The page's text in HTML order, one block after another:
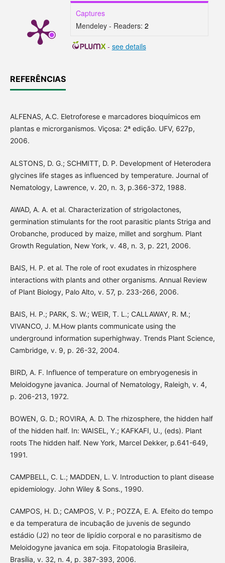
Captures
Mendeley - Readers: 2
- see details
REFERÊNCIAS
ALFENAS, A.C. Eletroforese e marcadores bioquímicos em
plantas e microrganismos. Viçosa: 2ª edição. UFV, 627p,
2006.
ALSTONS, D. G.; SCHMITT, D. P. Development of Heterodera
glycines life stages as influenced by temperature. Journal of
Nematology, Lawrence, v. 20, n. 3, p.366-372, 1988.
AWAD, A. A. et al. Characterization of strigolactones,
germination stimulants for the root parasitic plants Striga and
Orobanche, produced by maize, millet and sorghum. Plant
Growth Regulation, New York, v. 48, n. 3, p. 221, 2006.
BAIS, H. P. et al. The role of root exudates in rhizosphere
interactions with plants and other organisms. Annual Review
of Plant Biology, Palo Alto, v. 57, p. 233-266, 2006.
BAIS, H. P.; PARK, S. W.; WEIR, T. L.; CALLAWAY, R. M.;
VIVANCO, J. M.How plants communicate using the
underground information superhighway. Trends Plant Science,
Cambridge, v. 9, p. 26-32, 2004.
BIRD, A. F. Influence of temperature on embryogenesis in
Meloidogyne javanica. Journal of Nematology, Raleigh, v. 4,
p. 206-213, 1972.
BOWEN, G. D.; ROVIRA, A. D. The rhizosphere, the hidden half
of the hidden half. In: WAISEL, Y.; KAFKAFI, U., (eds). Plant
roots The hidden half. New York, Marcel Dekker, p.641-649,
1991.
CAMPBELL, C. L.; MADDEN, L. V. Introduction to plant disease
epidemiology. John Wiley & Sons., 1990.
CAMPOS, H. D.; CAMPOS, V. P.; POZZA, E. A. Efeito do tempo
e da temperatura de incubação de juvenis de segundo
estádio (J2) no teor de lipídio corporal e no parasitismo de
Meloidogyne javanica em soja. Fitopatologia Brasileira,
Brasília, v. 32, n. 4, p. 387-393, 2006.